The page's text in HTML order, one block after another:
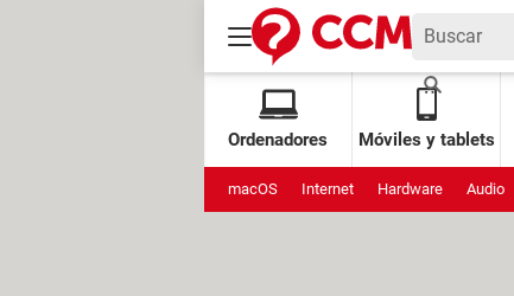
Ordenadores Móviles y tablets
macOS Internet Hardware Audio